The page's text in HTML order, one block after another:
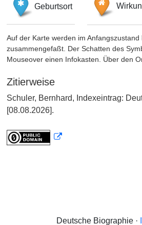
Geburtsort
Auf der Karte werden im
zusammengefaßt. Der Schatten des
Mouseover einen Infokasten. Über den
Zitierweise
Schuler, Bernhard, Indexeintrag:
[08.08.2026].
Deutsche Biographie ·